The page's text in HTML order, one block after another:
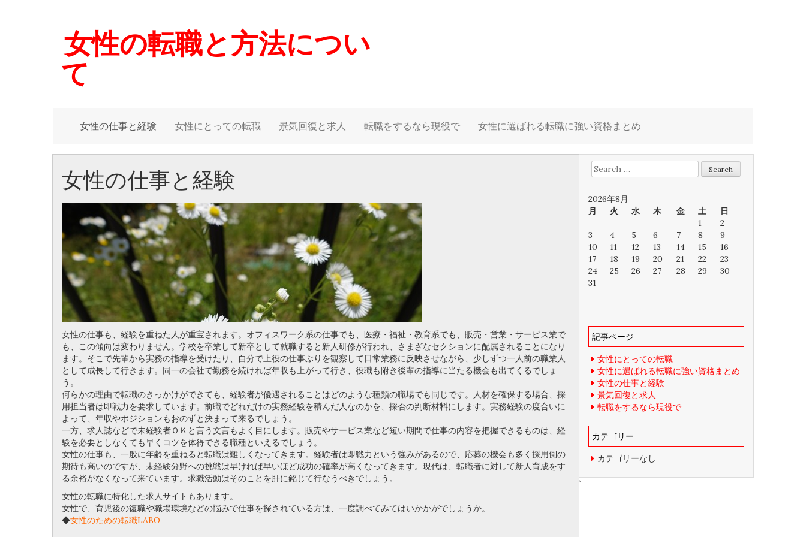
女性の転職と方法につい
て
女性の仕事と経験 女性にとっての転職 景気回復と求人 転職をするなら現役で 女性に選ばれる転職に強い資格まとめ
女性の仕事と経験
女性の仕事も、経験を重ねた人が重宝されます。オフィスワーク系の仕事でも、医療・福祉・教育系でも、販売・営業・サービス業で
も、この傾向は変わりません。学校を卒業して新卒として就職すると新人研修が行われ、さまざなセクションに配属されることになり
ます。そこで先輩から実務の指導を受けたり、自分で上役の仕事ぶりを観察して日常業務に反映させながら、少しずつ一人前の職業人
として成長して行きます。同一の会社で勤務を続ければ年収も上がって行き、役職も附き後輩の指導に当たる機会も出てくるでしょ
う。
何らかの理由で転職のきっかけができても、経験者が優遇されることはどのような種類の職場でも同じです。人材を確保する場合、採
用担当者は即戦力を要求しています。前職でどれだけの実務経験を積んだ人なのかを、採否の判断材料にします。実務経験の度合いに
よって、年収やポジションもおのずと決まって来るでしょう。
一方、求人誌などで未経験者ＯＫと言う文言もよく目にします。販売やサービス業など短い期間で仕事の内容を把握できるものは、経
験を必要としなくても早くコツを体得できる職種といえるでしょう。
女性の仕事も、一般に年齢を重ねると転職は難しくなってきます。経験者は即戦力という強みがあるので、応募の機会も多く採用側の
期待も高いのですが、未経験分野への挑戦は早ければ早いほど成功の確率が高くなってきます。現代は、転職者に対して新人育成をす
る余裕がなくなって来ています。求職活動はそのことを肝に銘じて行なうべきでしょう。
女性の転職に特化した求人サイトもあります。
女性で、育児後の復職や職場環境などの悩みで仕事を探されている方は、一度調べてみてはいかかがでしょうか。
◆女性のための転職LABO
Search
for:
2026年8月
月
火 水 木 金 土
日
1
2
3
4 5 6 7 8
9
10
11 12 13 14 15
16
17
18 19 20 21 22
23
24
25 26 27 28 29
30
31
記事ページ
女性にとっての転職
女性に選ばれる転職に強い資格まとめ
女性の仕事と経験
景気回復と求人
転職をするなら現役で
カテゴリー
カテゴリーなし
`